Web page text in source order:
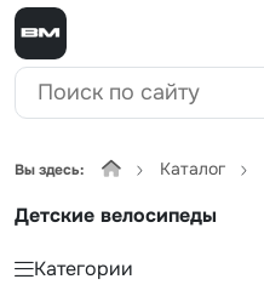
Вы здесь: Каталог
Детские велосипеды
Категории